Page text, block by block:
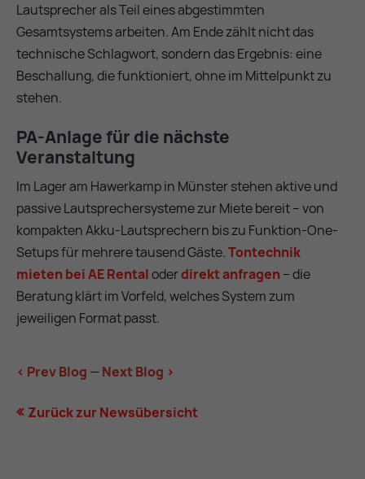
Lautsprecher als Teil eines abgestimmten
Gesamtsystems arbeiten. Am Ende zählt nicht das
technische Schlagwort, sondern das Ergebnis: eine
Beschallung, die funktioniert, ohne im Mittelpunkt zu
stehen.
PA-Anlage für die nächste
Veranstaltung
Im Lager am Hawerkamp in Münster stehen aktive und
passive Lautsprechersysteme zur Miete bereit – von
kompakten Akku-Lautsprechern bis zu Funktion-One-
Setups für mehrere tausend Gäste.Tontechnik
mieten bei AE Rentaloderdirekt anfragen – die
Beratung klärt im Vorfeld, welches System zum
jeweiligen Format passt.
< Prev Blog —Next Blog >
Zurück zur Newsübersicht